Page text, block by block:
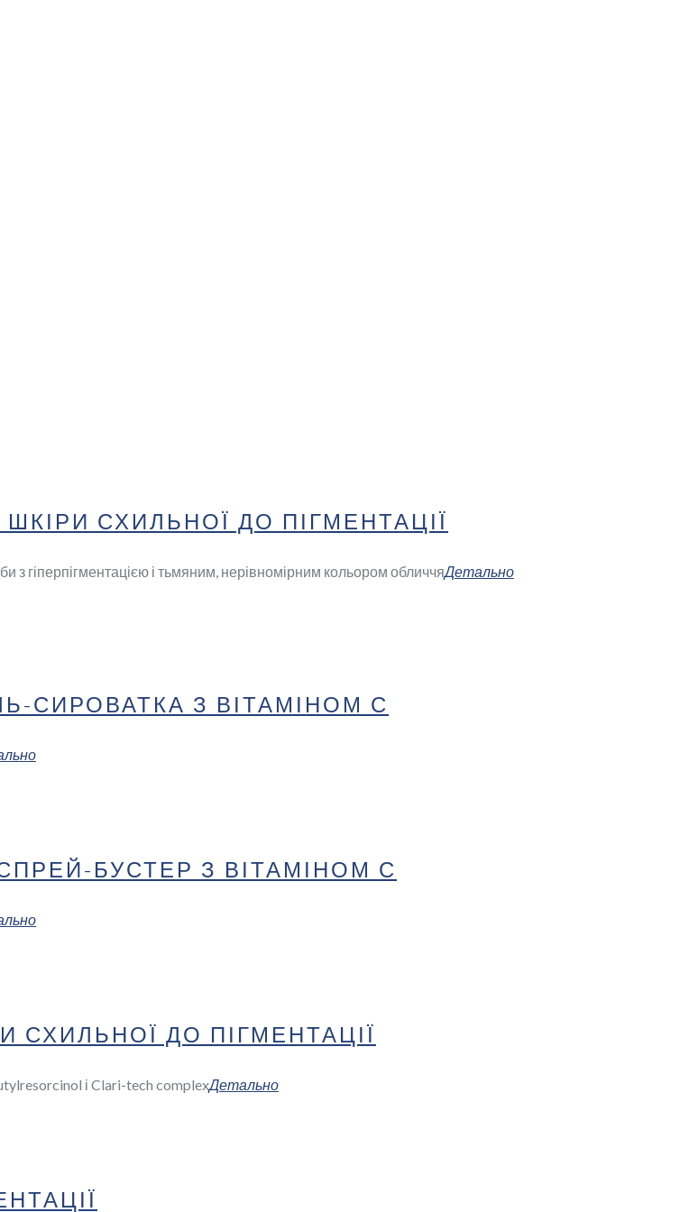
СХИЛЬНОЇ ДО ПІГМЕНТАЦІЇ
з гіперпігментацією і тьмяним, нерівномірним кольором обличчяДетально
СИРОВАТКА З ВІТАМІНОМ С
БУСТЕР З ВІТАМІНОМ С
ДО ПІГМЕНТАЦІЇ
і Clari-tech complexДетально